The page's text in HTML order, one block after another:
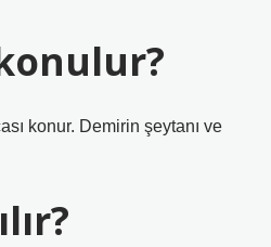
konur. Demirin şeytanı ve